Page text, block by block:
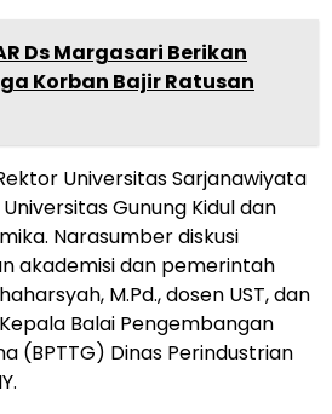
Ds Margasari Berikan
Korban Bajir Ratusan
Universitas Sarjanawiyata
Gunung Kidul dan
Narasumber diskusi
akademisi dan pemerintah
M.Pd., dosen UST, dan
Balai Pengembangan
(BPTTG) Dinas Perindustrian